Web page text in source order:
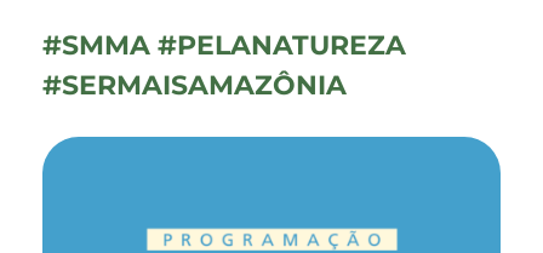
#SMMA #PELANATUREZA
#SERMAISAMAZÔNIA